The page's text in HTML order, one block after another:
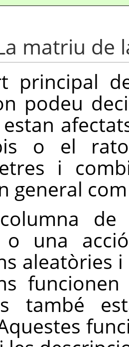
matriu de
principal
podeu
o el
i
general
o una
aleatòries
també